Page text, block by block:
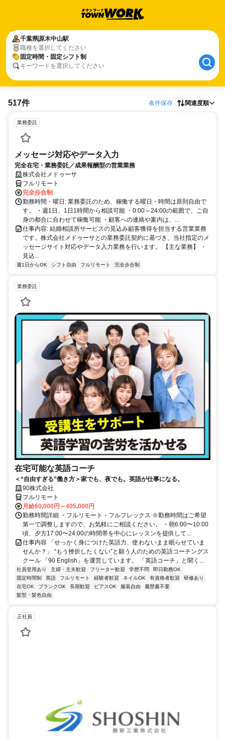
千葉県原木中山駅
職種を選択してください
固定時間・固定シフト制
キーワードを選択してください
517件 条件保存 関連度順
業務委託
メッセージ対応やデータ入力
完全在宅・業務委託／成果報酬型の営業業務
株式会社メドゥーサ
フルリモート
完全歩合制
勤務時間・曜日: 業務委託のため、稼働する曜日・時間は原則自由で
す。 ・週1日、1日1時間から相談可能 ・0:00～24:00の範囲で、ご自
身の都合に合わせて稼働可能 ・顧客への連絡や案内は、...
仕事内容: 結婚相談所サービスの見込み顧客獲得を担当する営業業務
です。株式会社メドゥーサとの業務委託契約に基づき、当社指定のメ
ッセージサイト対応やデータ入力業務を行います。 【主な業務】 ・
見込...
週1日からOK シフト自由 フルリモート 完全歩合制
業務委託
在宅可能な英語コーチ
＜“自由すぎる”働き方＞家でも、夜でも。英語が仕事になる。
90株式会社
フルリモート
月給60,000円～405,000円
勤務時間詳細 ・フルリモート・フルフレックス ※勤務時間はご希望
第一で調整しますので、お気軽にご相談ください。 ・朝6:00〜10:00
頃、夕方17:00〜24:00の時間帯を中心にレッスンを提供して...
仕事内容 「せっかく身につけた英語力、使わないまま眠らせていま
せんか？」 “もう挫折したくない”と願う人のための英語コーチングス
クール 「90 English」を運営しています。 「英語コーチ」と聞く...
社員登用あり 主婦・主夫歓迎 フリーター歓迎 学歴不問
即日勤務OK
固定時間制
英語 フルリモート 経験者歓迎 ネイルOK 有資格者歓迎
研修あり
在宅OK
ブランクOK 長期歓迎 ピアスOK 服装自由
履歴書不要
髪型・髪色自由
正社員